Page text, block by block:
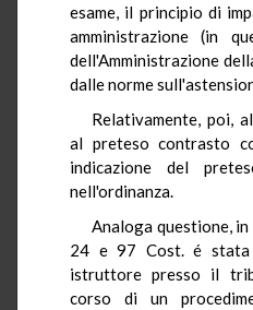
esame, il principio di
amministrazione (in
dell'Amministrazione
dalle norme
Relativamente, poi,
al preteso contrasto
indicazione del
nell'ordinanza.
Analoga questione,
24 e 97 Cost. é stata
istruttore presso il
corso di un